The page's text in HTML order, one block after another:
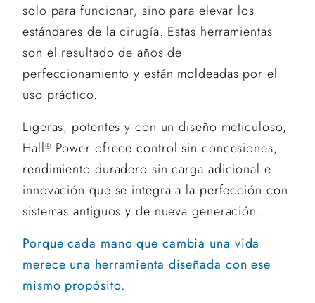
solo para funcionar, sino para elevar los
estándares de la cirugía. Estas herramientas
son el resultado de años de
perfeccionamiento y están moldeadas por el
uso práctico.
Ligeras, potentes y con un diseño meticuloso,
Hall® Power ofrece control sin concesiones,
rendimiento duradero sin carga adicional e
innovación que se integra a la perfección con
sistemas antiguos y de nueva generación.
Porque cada mano que cambia una vida
merece una herramienta diseñada con ese
mismo propósito.